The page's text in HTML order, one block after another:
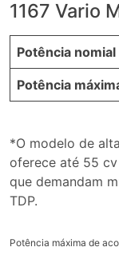
1167 Vario
Potência
Potência
*O modelo de
oferece até 55
que demandam
TDP.
Potência máxima de